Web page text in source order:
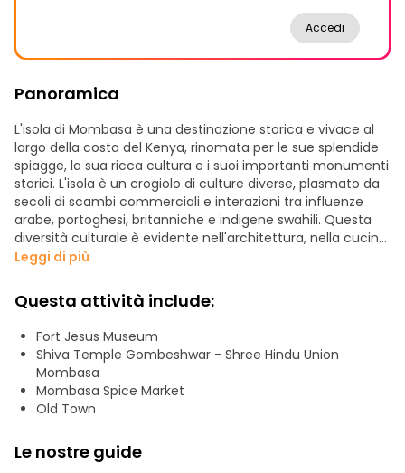
Accedi
Panoramica
L'isola di Mombasa è una destinazione storica e vivace al
largo della costa del Kenya, rinomata per le sue splendide
spiagge, la sua ricca cultura e i suoi importanti monumenti
storici. L'isola è un crogiolo di culture diverse, plasmato da
secoli di scambi commerciali e interazioni tra influenze
arabe, portoghesi, britanniche e indigene swahili. Questa
diversità culturale è evidente nell'architettura, nella cucina
e nelle tradizioni locali.
L'isola è caratterizzata da spiagge pittoresche come Nyali,
Bamburi e Diani, famose per la loro sabbia bianca e le
acque cristalline, che la rendono un paradiso per gli amanti
del sole e degli sport acquatici. I vivaci mercati, come il
Porto Vecchio e il Mombasa Tusks, offrono uno spaccato
dello stile di vita locale, dove i visitatori possono esplorare
negozi di artigianato, spezie e pesce fresco.
Fort Jesus, patrimonio mondiale dell'UNESCO. Costruito dai
Leggi di più
Questa attività include:
Fort Jesus Museum
Shiva Temple Gombeshwar - Shree Hindu Union
Mombasa
Mombasa Spice Market
Old Town
Le nostre guide